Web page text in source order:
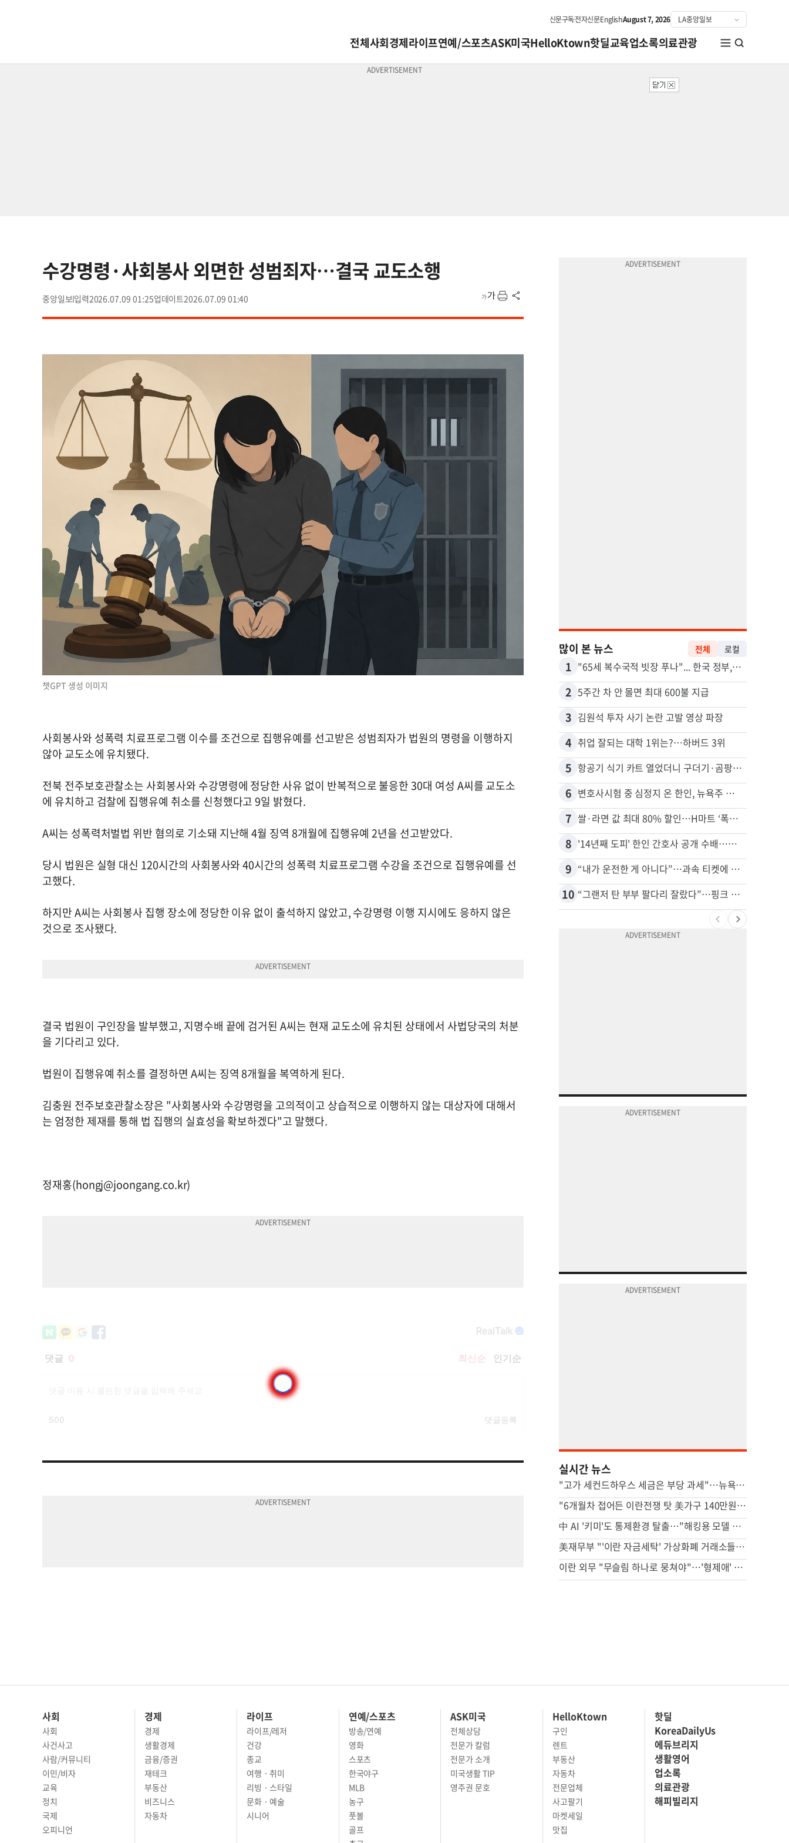
신문구독전자신문EnglishAugust 7, 2026
전체사회경제라이프연예/스포츠ASK미국HelloKtown핫딜교육업소록의료관광
수강명령·사회봉사 외면한 성범죄자…결국 교도소행
중앙일보 2026.07.09 01:25 2026.07.09 01:40
챗GPT 생성 이미지
사회봉사와 성폭력 치료프로그램 이수를 조건으로 집행유예를 선고받은 성범죄자가 법원의 명령을 이행하지
않아 교도소에 유치됐다.
전북 전주보호관찰소는 사회봉사와 수강명령에 정당한 사유 없이 반복적으로 불응한 30대 여성 A씨를 교도소
에 유치하고 검찰에 집행유예 취소를 신청했다고 9일 밝혔다.
A씨는 성폭력처벌법 위반 혐의로 기소돼 지난해 4월 징역 8개월에 집행유예 2년을 선고받았다.
당시 법원은 실형 대신 120시간의 사회봉사와 40시간의 성폭력 치료프로그램 수강을 조건으로 집행유예를 선
고했다.
하지만 A씨는 사회봉사 집행 장소에 정당한 이유 없이 출석하지 않았고, 수강명령 이행 지시에도 응하지 않은
것으로 조사됐다.
결국 법원이 구인장을 발부했고, 지명수배 끝에 검거된 A씨는 현재 교도소에 유치된 상태에서 사법당국의 처분
을 기다리고 있다.
법원이 집행유예 취소를 결정하면 A씨는 징역 8개월을 복역하게 된다.
김충원 전주보호관찰소장은 "사회봉사와 수강명령을 고의적이고 상습적으로 이행하지 않는 대상자에 대해서
는 엄정한 제재를 통해 법 집행의 실효성을 확보하겠다"고 말했다.
정재홍(hongj@joongang.co.kr)
많이 본 뉴스 전체 로컬
1 "65세 복수국적 빗장 푸나"... 한국 정부, 연령 완화 전면 추진
2 5주간 차 안 몰면 최대 600불 지급
3 김원석 투자 사기 논란 고발 영상 파장
4 취업 잘되는 대학 1위는?…하버드 3위
5 항공기 식기 카트 열었더니 구더기·곰팡이…LAX 기내식 업체 논란
6 변호사시험 중 심정지 온 한인, 뉴욕주 제소
7 쌀·라면 값 최대 80% 할인…H마트 ‘폭탄 세일’
8 '14년째 도피' 한인 간호사 공개 수배…메디케어 사기 유죄
9 “내가 운전한 게 아니다”…과속 티켓에 오토파일럿 탓한 운전자
10 “그랜저 탄 부부 팔다리 잘랐다”…핑크 살인공장 충격 실체
실시간 뉴스
"고가 세컨드하우스 세금은 부당 과세"…뉴욕시 상대 소송
"6개월차 접어든 이란전쟁 탓 美가구 140만원 추가 부담"
中 AI '키미'도 통제환경 탈출…"해킹용 모델 될수도" 우려
美재무부 "'이란 자금세탁' 가상화폐 거래소들 제재"
이란 외무 "무슬림 하나로 뭉쳐야"…'형제애' 강조 왜?
사회
사회
사건사고
사람/커뮤니티
이민/비자
교육
정치
경제
경제
생활경제
금융/증권
재테크
부동산
라이프
라이프/레저
건강
종교
여행 · 취미
리빙 · 스타일
연예/스포츠
방송/연예
영화
스포츠
한국야구
MLB
농구
ASK미국
전체상담
전문가 칼럼
전문가 소개
HelloKtown
구인
렌트
부동산
자동차
전문업체
사고팔기
핫딜
KoreaDailyUs
에듀브리지
생활영어
업소록